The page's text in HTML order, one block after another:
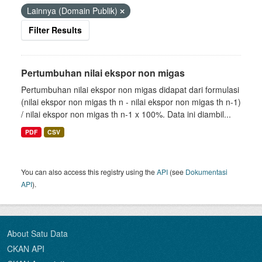
Lainnya (Domain Publik)
Filter Results
Pertumbuhan nilai ekspor non migas
Pertumbuhan nilai ekspor non migas didapat dari formulasi
(nilai ekspor non migas th n - nilai ekspor non migas th n-1)
/ nilai ekspor non migas th n-1 x 100%. Data ini diambil...
PDF CSV
You can also access this registry using theAPI (see Dokumentasi
API).
About Satu Data
CKAN API